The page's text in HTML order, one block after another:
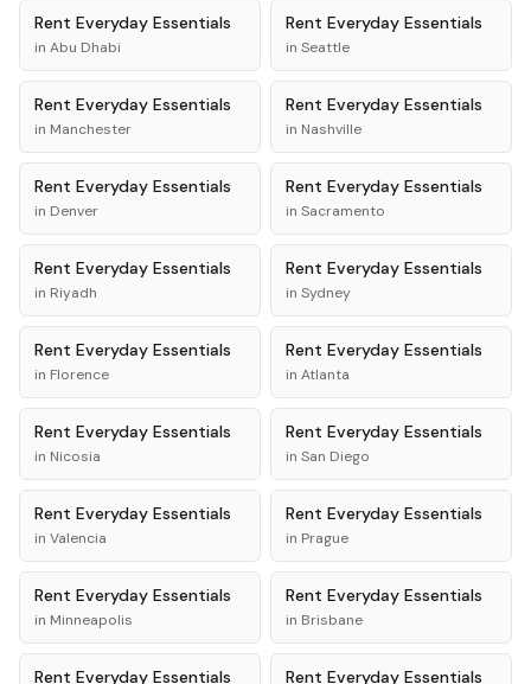
Rent Everyday Essentials
in Abu Dhabi
Rent Everyday Essentials
in Seattle
Rent Everyday Essentials
in Manchester
Rent Everyday Essentials
in Nashville
Rent Everyday Essentials
in Denver
Rent Everyday Essentials
in Sacramento
Rent Everyday Essentials
in Riyadh
Rent Everyday Essentials
in Sydney
Rent Everyday Essentials
in Florence
Rent Everyday Essentials
in Atlanta
Rent Everyday Essentials
in Nicosia
Rent Everyday Essentials
in San Diego
Rent Everyday Essentials
in Valencia
Rent Everyday Essentials
in Prague
Rent Everyday Essentials
in Minneapolis
Rent Everyday Essentials
in Brisbane
Rent Everyday Essentials Rent Everyday Essentials